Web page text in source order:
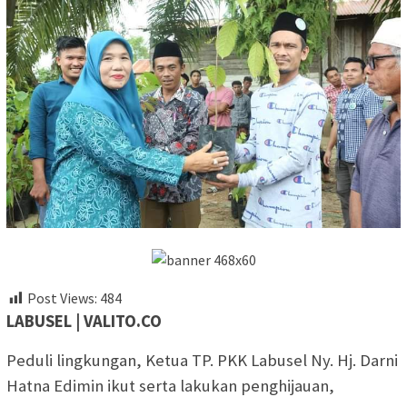
Post Views: 484
LABUSEL | VALITO.CO
Peduli lingkungan, Ketua TP. PKK Labusel Ny. Hj. Darni
Hatna Edimin ikut serta lakukan penghijauan,